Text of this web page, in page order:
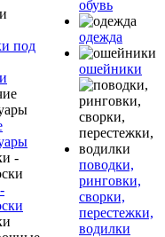
под
обувь
одежда
ошейники
поводки,
ринговки,
сворки,
перестежки,
водилки